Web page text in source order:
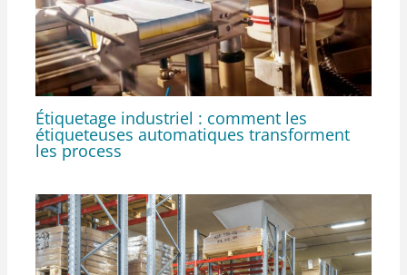
Étiquetage industriel : comment les
étiqueteuses automatiques transforment
les process